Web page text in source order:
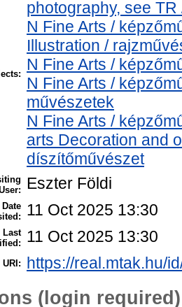
photography, see
N Fine Arts /
Illustration /
N Fine Arts /
N Fine Arts /
művészetek
N Fine Arts /
arts Decoration and
díszítőművészet
Eszter Földi
Date 11 Oct 2025 13:30
Last 11 Oct 2025 13:30
URI: https://real.mtak.hu/
(login required)